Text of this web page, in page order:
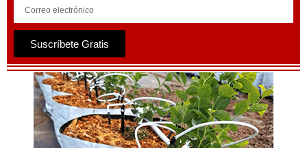
Suscríbete Gratis